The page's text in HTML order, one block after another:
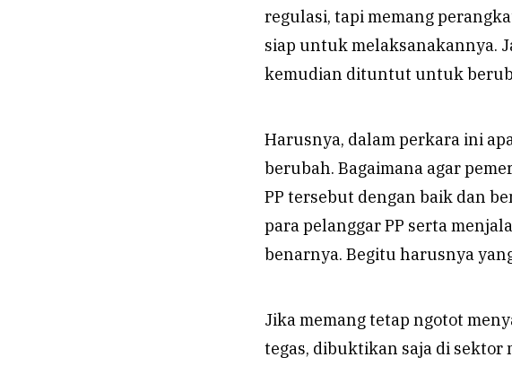
regulasi, tapi memang
siap untuk melaksanakannya.
kemudian dituntut untuk
Harusnya, dalam perkara ini
berubah. Bagaimana agar
PP tersebut dengan baik dan
para pelanggar PP serta
benarnya. Begitu harusnya
Jika memang tetap ngotot
tegas, dibuktikan saja di sektor